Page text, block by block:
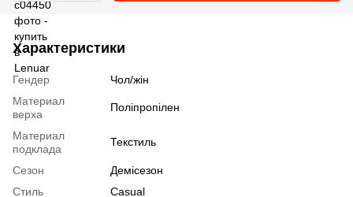
Характеристики
Гендер
Чол/жін
Материал
верха
Поліпропілен
Материал
подклада
Текстиль
Сезон
Демісезон
Стиль
Casual